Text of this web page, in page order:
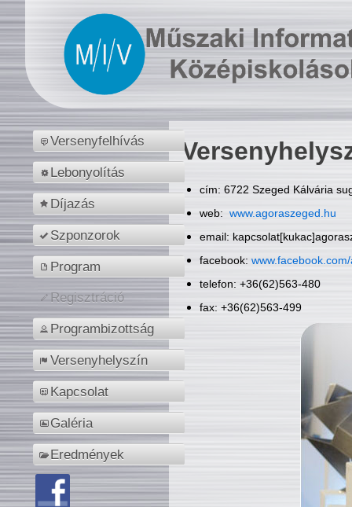
Versenyfelhívás
Lebonyolítás
Díjazás
Szponzorok
Program
Regisztráció
Programbizottság
Versenyhelyszín
Kapcsolat
Galéria
Eredmények
cím: 6722 Szeged Kálvária
web: www.agoraszeged.hu
email:
facebook:
telefon: +36(62)563-480
fax: +36(62)563-499